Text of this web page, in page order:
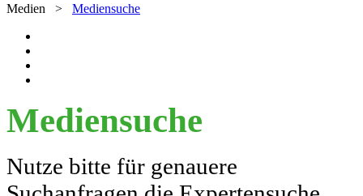
Medien > Mediensuche
Mediensuche
Nutze bitte für genauere